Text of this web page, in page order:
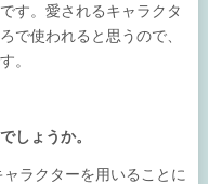
す。愛されるキャラクタ
で使われると思うので、
。
しょうか。
ラクターを用いることに